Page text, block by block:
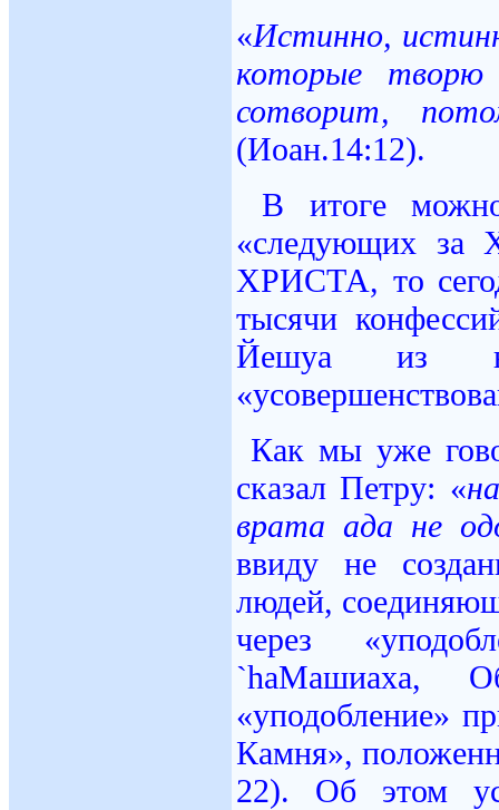
«Истинно,
которые
сотворит,
(Иоан.14:12).
В итоге
«следующих
ХРИСТА, то
тысячи
Йешуа из
Как мы уже
сказал Петру: «
врата ада не
ввиду не
людей,
через
`haMашиаха,
«уподобление»
Камня»,
22). Об этом